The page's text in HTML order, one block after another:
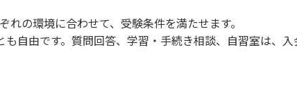
の環境に合わせて、受験条件を満たせます。
自由です。質問回答、学習・手続き相談、自習室は、